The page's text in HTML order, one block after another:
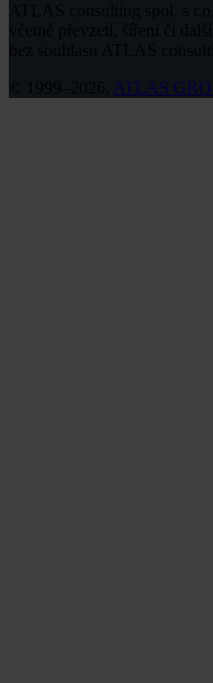
včetně převzetí, šíření či
ATLAS